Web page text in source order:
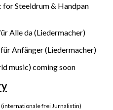
& Handpan
da (Liedermacher)
(Liedermacher)
music) coming soon
(internationale frei Jurnalistin)